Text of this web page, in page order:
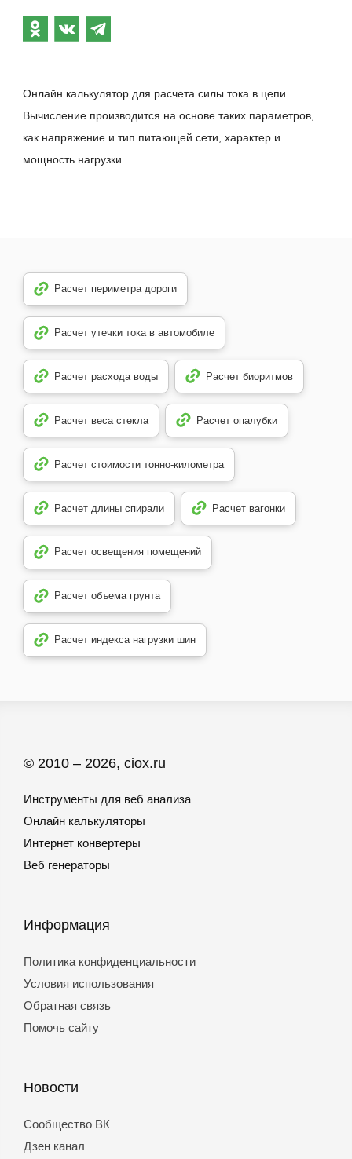
Онлайн калькулятор для расчета силы тока в цепи.
Вычисление производится на основе таких параметров,
как напряжение и тип питающей сети, характер и
мощность нагрузки.
Расчет периметра дороги
Расчет утечки тока в автомобиле
Расчет расхода воды Расчет биоритмов
Расчет веса стекла Расчет опалубки
Расчет стоимости тонно-километра
Расчет длины спирали Расчет вагонки
Расчет освещения помещений
Расчет объема грунта
Расчет индекса нагрузки шин
© 2010 – 2026, ciox.ru
Инструменты для веб анализа
Онлайн калькуляторы
Интернет конвертеры
Веб генераторы
Информация
Политика конфиденциальности
Условия использования
Обратная связь
Помочь сайту
Новости
Сообщество ВК
Дзен канал